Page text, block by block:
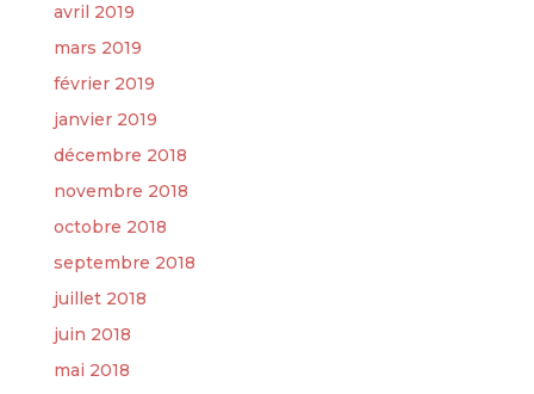
avril 2019
mars 2019
février 2019
janvier 2019
décembre 2018
novembre 2018
octobre 2018
septembre 2018
juillet 2018
juin 2018
mai 2018